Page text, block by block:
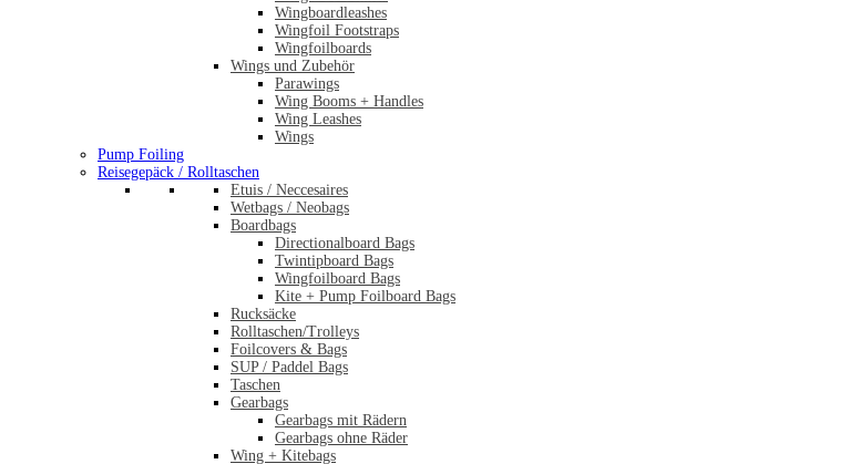
Wingboardleashes
Wingfoil Footstraps
Wingfoilboards
Wings und Zubehör
Parawings
Wing Booms + Handles
Wing Leashes
Wings
Pump Foiling
Reisegepäck / Rolltaschen
Etuis / Neccesaires
Wetbags / Neobags
Boardbags
Directionalboard Bags
Twintipboard Bags
Wingfoilboard Bags
Kite + Pump Foilboard Bags
Rucksäcke
Rolltaschen/Trolleys
Foilcovers & Bags
SUP / Paddel Bags
Taschen
Gearbags
Gearbags mit Rädern
Gearbags ohne Räder
Wing + Kitebags